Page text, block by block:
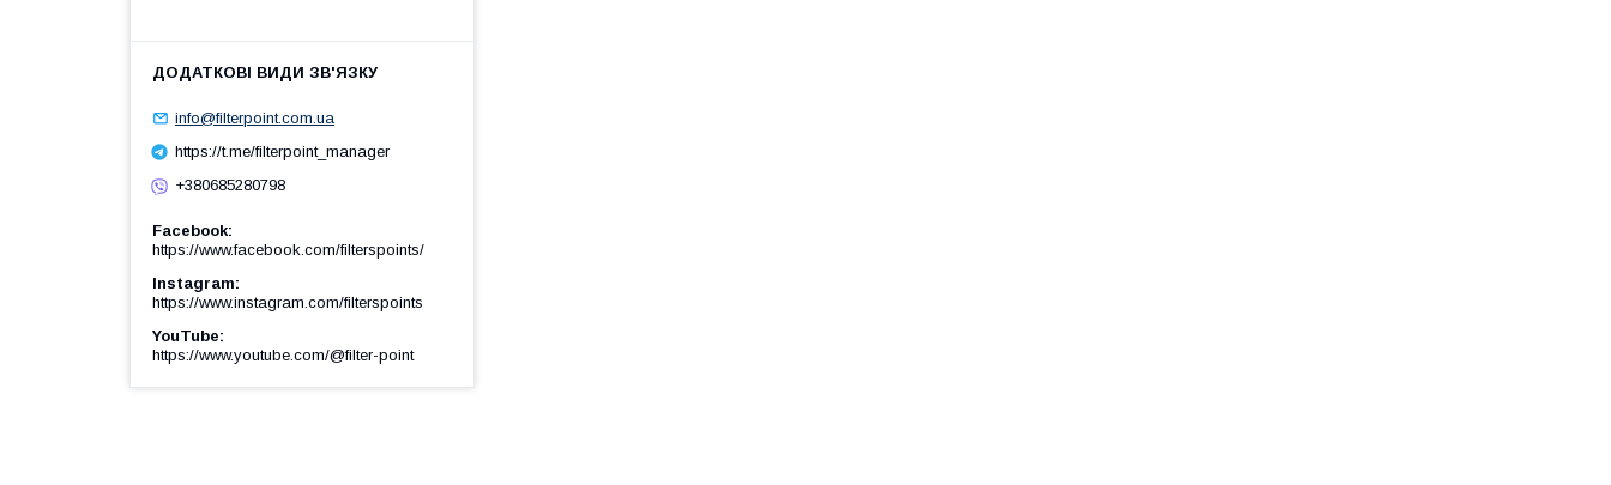
info@filterpoint.com.ua
https://t.me/filterpoint_manager
+380685280798
Facebook
https://www.facebook.com/filterspoints/
Instagram
https://www.instagram.com/filterspoints
YouTube
https://www.youtube.com/@filter-point